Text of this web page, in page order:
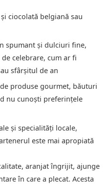
ciocolată belgiană sau
spumant și dulciuri fine,
celebrare, cum ar fi
sfârșitul de an
produse gourmet, băuturi
nu cunoști preferințele
și specialități locale,
este mai apropiată
aranjat îngrijit, ajunge
în care a plecat. Acesta